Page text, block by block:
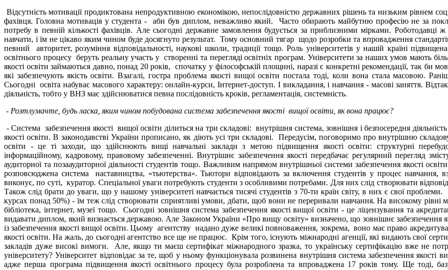
Відсутність мотивації продиктована непродуктивною економікою, непослідовністю державних рішень та низьким рівнем
фахівця. Головна мотивація у студента - аби був диплом, неважливо який. Часто обирають майбутню професію не за
потребу в певній кількості фахівців. Але сьогодні державне замовлення будується за приблизними мірками.
навчати, і їм не цікаво яким чином буде досягнуто результат. Тому основний тягар щодо розробки та впровадження
певний авторитет, розуміння відповідальності, наукові школи, традиції тощо. Роль університетів у нашій країні
освітнього процесу беруть реальну участь у створенні та перегляді освітніх програм. Університети за наших умов мають
якості освіти займаються давно, понад 20 років, спочатку у філософській площині, наразі є конкретні рекомендації, так би
які забезпечують якість освіти. Взагалі, гостра проблема якості вищої освіти постала тоді, коли вона стала масовою.
Сьогодні освіта набуває масового характеру: онлайн-курси, Інтернет-доступ. І викладання, і навчання - масові заняття.
діяльність, тобто у ВНЗ має здійснюватися певна послідовність кроків, регламентація, системність.
- Розтлумачте, будь ласка, яким чином побудована система забезпечення якості вищої освіти, як вона працює?
- Система забезпечення якості вищої освіти ділиться на три складові: внутрішня система, зовнішня і безпосередня
якості освіти. В законодавстві України прописано, як діють усі три складові. Передусім, поговоримо про внутрішню
освіти - це ті заходи, що здійснюють вищі навчальні заклади з метою підвищення якості освіти: структурні
інформаційному, кадровому, правовому забезпеченні. Внутрішнє забезпечення якості передбачає регулярний перегляд
аудиторної та позааудиторної діяльності студентів тощо. Важливим напрямом внутрішньої системи забезпечення якості
розповсюджена система наставництва, «тьютерства». Тьютори відповідають за включення студентів у процес
виконує, по суті, куратор. Спеціальної уваги потребують студенти з особливими потребами. Для них слід створювати
Також слід брати до уваги, що у нашому університеті навчається тисячі студентів з 70-ти країн світу, в них є свої
курсах понад 50%) - їм теж слід створювати сприятливі умови, дбати, щоб вони не переривали навчання. На високому рівні
бібліотека, інтернет, музеї тощо. Сьогодні зовнішня система забезпечення якості вищої освіти - це ліцензування та
видавати диплом, який визнається державою. Але Законом України «Про вищу освіту» визначено, що зовнішнє забезпечення
із забезпечення якості вищої освіти. Цьому агентству надано дуже великі повноваження, зокрема, воно має право
якості освіти. На жаль, до сьогодні агентство все ще не працює. Крім того, існують міжнародні агенції, які видають свої
закладів дуже високі вимоги. Але, якщо ти маєш сертифікат міжнародного зразка, то українську сертифікацію вже не
університету? Університет відповідає за те, щоб у ньому функціонувала розвинена внутрішня система забезпечення
адже перша програма підвищення якості освітнього процесу була розроблена та впроваджена 17 років тому. Ще тоді,